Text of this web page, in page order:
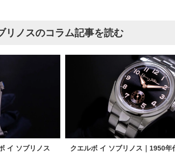
リノスのコラム記事を読む
イ ソブリノス
クエルボ イ ソブリノス｜1950年